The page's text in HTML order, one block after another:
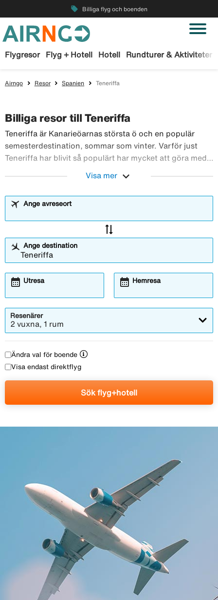
local_offer Billiga flyg och boenden
Flygresor Flyg + Hotell Hotell Rundturer & Aktiviteter
Airngo Resor Spanien Teneriffa
Billiga resor till Teneriffa
Teneriffa är Kanarieöarnas största ö och en populär
semesterdestination, sommar som vinter. Varför just
Teneriffa har blivit så populärt har mycket att göra med
flyg och hotell till.
Visa mer expand_more
Ange avreseort
sync_alt
Ange destination
Utresa
calendar_month Hemresa
calendar_month
Resenärer
2 vuxna, 1 rum
Ändra val för boende
Visa endast direktflyg
Sök flyg+hotell